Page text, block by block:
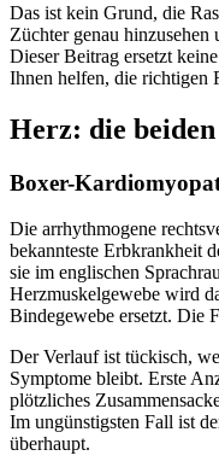
Das ist kein Grund, die
Züchter genau hinzusehen
Dieser Beitrag ersetzt
Ihnen helfen, die richtigen
Herz: die
Boxer-
Die arrhythmogene
bekannteste Erbkrankheit
sie im englischen
Herzmuskelgewebe wird
Bindegewebe ersetzt. Die
Der Verlauf ist tückisch,
Symptome bleibt. Erste
plötzliches
Im ungünstigsten Fall ist
überhaupt.